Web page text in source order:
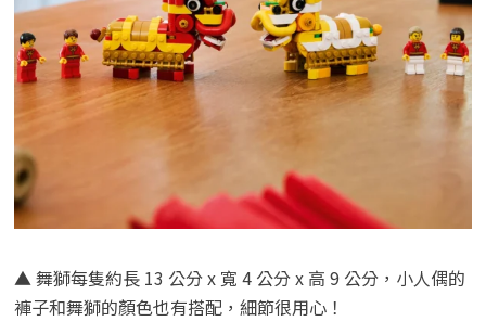
▲ 舞獅每隻約長 13 公分 x 寬 4 公分 x 高 9 公分，小人偶的
褲子和舞獅的顏色也有搭配，細節很用心！